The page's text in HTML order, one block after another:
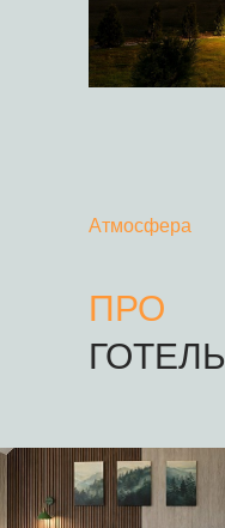
ПРО
ГОТЕЛЬ
Атмосфера